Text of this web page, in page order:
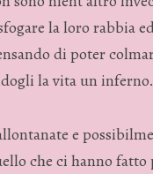
la loro rabbia
di poter
la vita un inferno.
e
che ci hanno